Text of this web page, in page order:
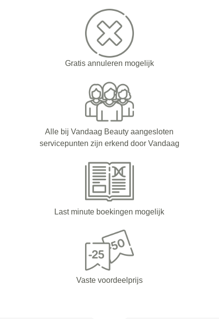
Gratis annuleren mogelijk
Alle bij Vandaag Beauty aangesloten
servicepunten zijn erkend door Vandaag
Last minute boekingen mogelijk
Vaste voordeelprijs